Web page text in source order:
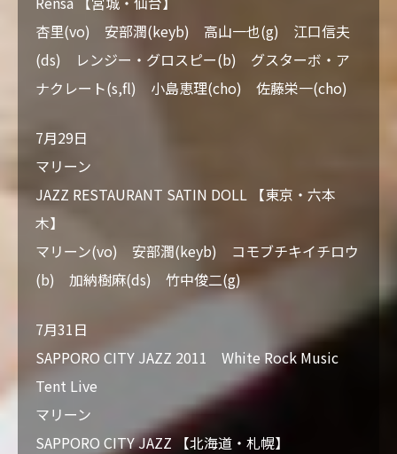
杏里(vo) 安部潤(keyb) 高山一也(g) 江口信夫
(ds) レンジー・グロスピー(b) グスターボ・ア
ナクレート(s,fl) 小島恵理(cho) 佐藤栄一(cho)
7月29日
マリーン
JAZZ RESTAURANT SATIN DOLL 【東京・六本
木】
マリーン(vo) 安部潤(keyb) コモブチキイチロウ
(b) 加納樹麻(ds) 竹中俊二(g)
7月31日
SAPPORO CITY JAZZ 2011 White Rock Music
Tent Live
マリーン
SAPPORO CITY JAZZ 【北海道・札幌】